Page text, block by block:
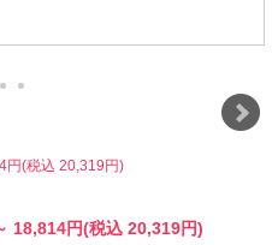
円(税込 20,319円)
18,814円(税込 20,319円)